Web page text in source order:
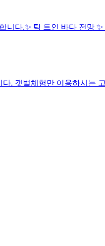
다.✨ 탁 트인 바다 전망
. 갯벌체험만 이용하시는